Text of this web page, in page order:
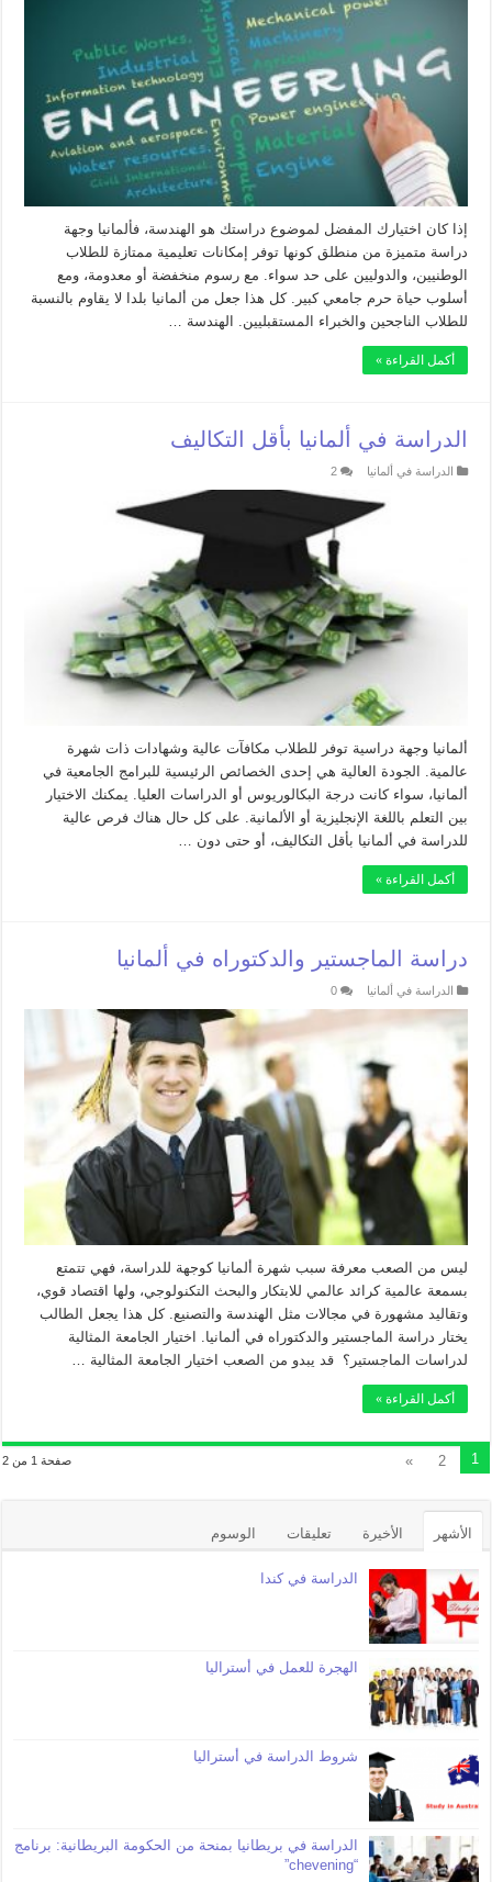
إذا كان اختيارك المفضل لموضوع دراستك هو الهندسة، فألمانيا وجهة
دراسة متميزة من منطلق كونها توفر إمكانات تعليمية ممتازة للطلاب
الوطنيين، والدوليين على حد سواء. مع رسوم منخفضة أو معدومة، ومع
أسلوب حياة حرم جامعي كبير. كل هذا جعل من ألمانيا بلدا لا يقاوم بالنسبة
للطلاب الناجحين والخبراء المستقبليين. الهندسة …
أكمل القراءة »
الدراسة في ألمانيا بأقل التكاليف
الدراسة في ألمانيا 2
ألمانيا وجهة دراسية توفر للطلاب مكافآت عالية وشهادات ذات شهرة
عالمية. الجودة العالية هي إحدى الخصائص الرئيسية للبرامج الجامعية في
ألمانيا، سواء كانت درجة البكالوريوس أو الدراسات العليا. يمكنك الاختيار
بين التعلم باللغة الإنجليزية أو الألمانية. على كل حال هناك فرص عالية
للدراسة في ألمانيا بأقل التكاليف، أو حتى دون …
أكمل القراءة »
دراسة الماجستير والدكتوراه في ألمانيا
الدراسة في ألمانيا 0
ليس من الصعب معرفة سبب شهرة ألمانيا كوجهة للدراسة، فهي تتمتع
بسمعة عالمية كرائد عالمي للابتكار والبحث التكنولوجي، ولها اقتصاد قوي،
وتقاليد مشهورة في مجالات مثل الهندسة والتصنيع. كل هذا يجعل الطالب
يختار دراسة الماجستير والدكتوراه في ألمانيا. اختيار الجامعة المثالية
لدراسات الماجستير؟ قد يبدو من الصعب اختيار الجامعة المثالية …
أكمل القراءة »
صفحة 1 من 2 1
2
»
الأشهر الأخيرة تعليقات الوسوم
الدراسة في كندا
الهجرة للعمل في أستراليا
شروط الدراسة في أستراليا
الدراسة في بريطانيا بمنحة من الحكومة البريطانية: برنامج
“chevening”